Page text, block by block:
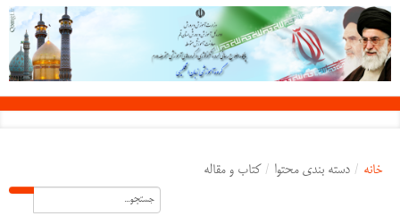
خانه / دسته بندی محتوا / کتاب و مقاله